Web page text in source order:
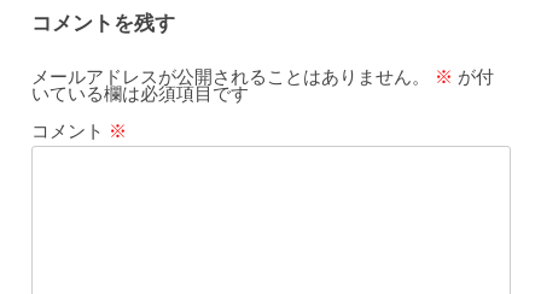
コメントを残す
メールアドレスが公開されることはありません。 ※ が付
いている欄は必須項目です
コメント ※